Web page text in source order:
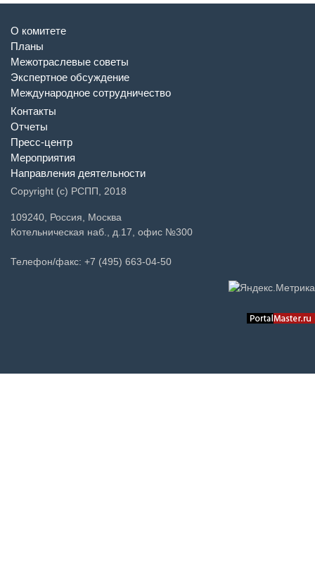
О комитете
Планы
Межотраслевые советы
Экспертное обсуждение
Международное сотрудничество
Контакты
Отчеты
Пресс-центр
Мероприятия
Направления деятельности
Copyright (c) РСПП, 2018
109240, Россия, Москва
Котельническая наб., д.17, офис №300
Телефон/факс: +7 (495) 663-04-50